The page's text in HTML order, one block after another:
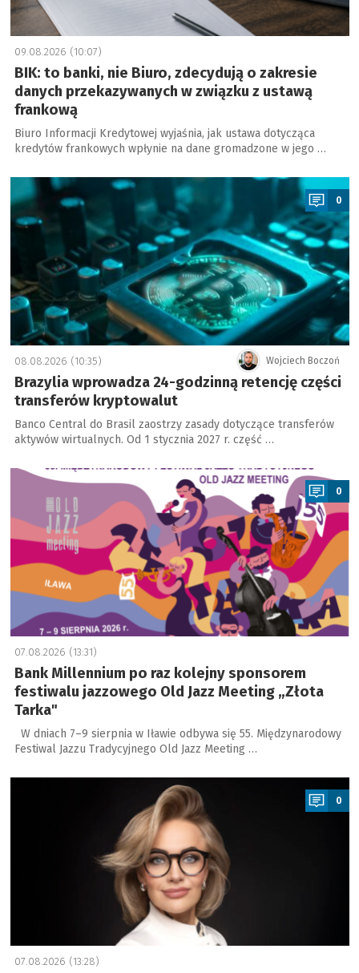
09.08.2026 (10:07)
BIK: to banki, nie Biuro, zdecydują o zakresie
danych przekazywanych w związku z ustawą
frankową
Biuro Informacji Kredytowej wyjaśnia, jak ustawa dotycząca
kredytów frankowych wpłynie na dane gromadzone w jego …
a
0
Wojciech Boczoń
08.08.2026 (10:35)
Brazylia wprowadza 24-godzinną retencję części
transferów kryptowalut
Banco Central do Brasil zaostrzy zasady dotyczące transferów
aktywów wirtualnych. Od 1 stycznia 2027 r. część …
a
0
07.08.2026 (13:31)
Bank Millennium po raz kolejny sponsorem
festiwalu jazzowego Old Jazz Meeting „Złota
Tarka"
W dniach 7–9 sierpnia w Iławie odbywa się 55. Międzynarodowy
Festiwal Jazzu Tradycyjnego Old Jazz Meeting …
a
0
07.08.2026 (13:28)